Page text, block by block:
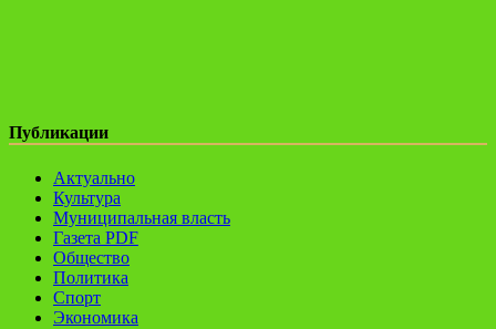
Публикации
Актуально
Культура
Муниципальная власть
Газета PDF
Общество
Политика
Спорт
Экономика